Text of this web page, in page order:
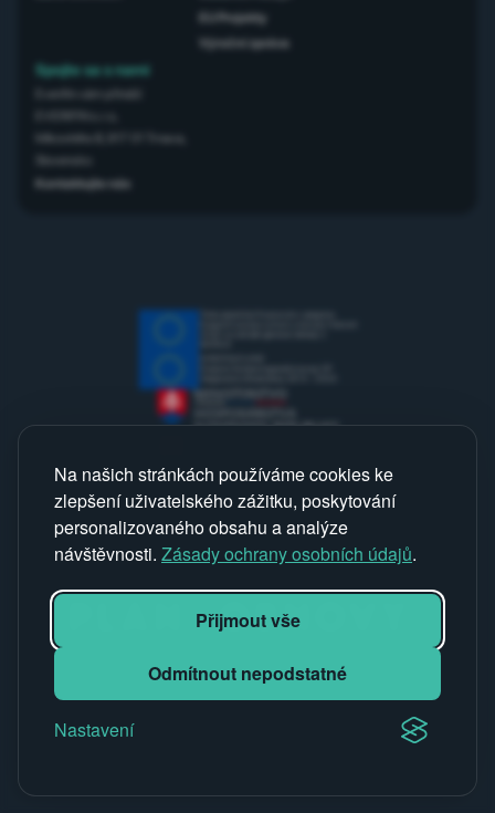
Na našich stránkách používáme cookies ke
zlepšení uživatelského zážitku, poskytování
personalizovaného obsahu a analýze
návštěvnosti. Zásady ochrany osobních údajů.
Přijmout vše
Odmítnout nepodstatné
Nastavení
EU Projekty
Výroční zpráva
Spojte sa s nami
Mikovíniho 8, 917 01 Trnava,
Kontaktujte nás